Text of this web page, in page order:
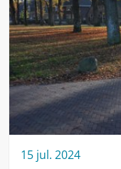
15 jul. 2024